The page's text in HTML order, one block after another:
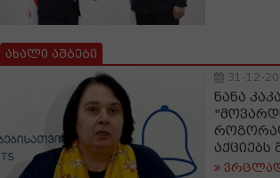
ახალი ამბები
31-12-
ნანა
აქციებს